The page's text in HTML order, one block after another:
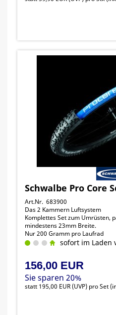
Schwalbe Pro Core
Art.Nr. 683900
Das 2 Kammern Luftsystem
Komplettes Set zum Umrüsten,
mindestens 23mm Breite.
Nur 200 Gramm pro Laufrad
sofort im Laden
156,00 EUR
Sie sparen 20%
statt 195,00 EUR(UVP) pro Set